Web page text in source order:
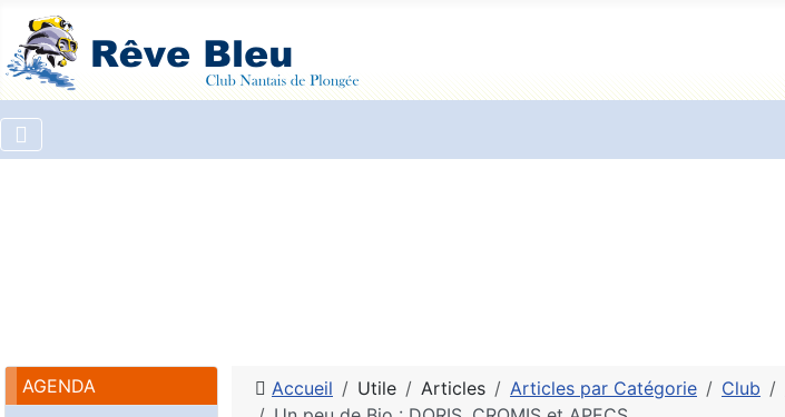
AGENDA Accueil Utile Articles Articles par Catégorie Club